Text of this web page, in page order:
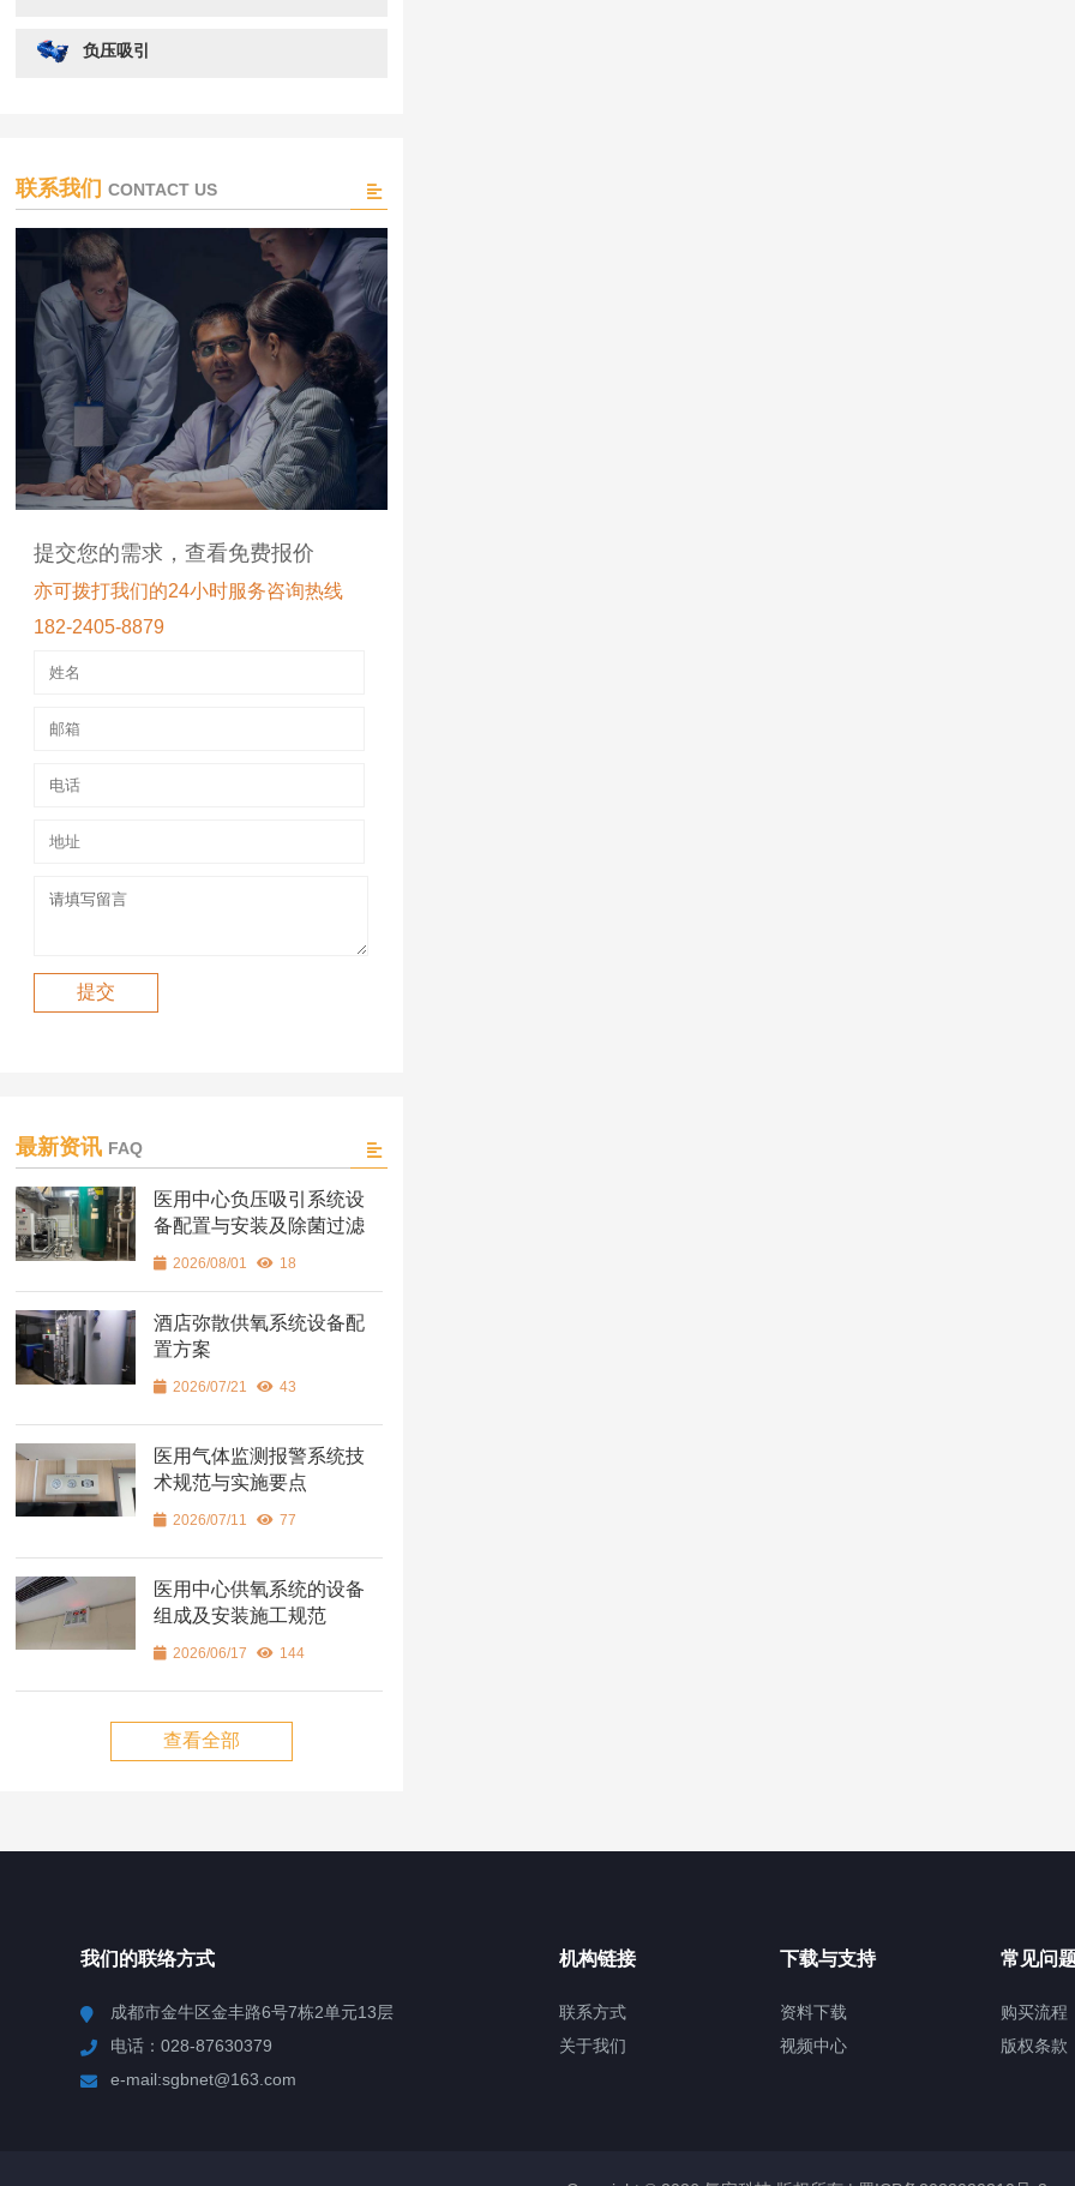
负压吸引
联系我们 CONTACT US
提交您的需求，查看免费报价
亦可拨打我们的24小时服务咨询热线
182-2405-8879
最新资讯 FAQ
医用中心负压吸引系统设
备配置与安装及除菌过滤
2026/08/01 18
酒店弥散供氧系统设备配
置方案
2026/07/21 43
医用气体监测报警系统技
术规范与实施要点
2026/07/11 77
医用中心供氧系统的设备
组成及安装施工规范
2026/06/17 144
查看全部
我们的联络方式
成都市金牛区金丰路6号7栋2单元13层
电话：028-87630379
e-mail:sgbnet@163.com
机构链接
联系方式
关于我们
下载与支持
资料下载
视频中心
常见问
购买流程
版权条款